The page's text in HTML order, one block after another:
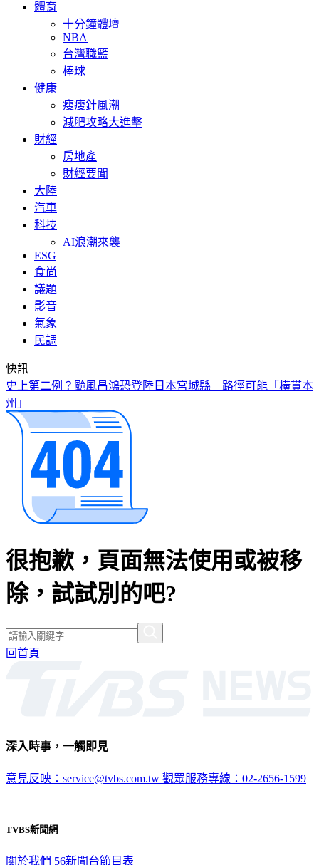
體育
十分鐘體壇
NBA
台灣職籃
棒球
健康
瘦瘦針風潮
減肥攻略大進擊
財經
房地產
財經要聞
大陸
汽車
科技
AI浪潮來襲
ESG
食尚
議題
影音
氣象
民調
快訊
史上第二例？颱風昌鴻恐登陸日本宮城縣 路徑可能「橫貫本
州」
很抱歉，頁面無法使用或被移
除，試試別的吧?
回首頁
深入時事，一觸即見
意見反映：service@tvbs.com.tw 觀眾服務專線：02-2656-1599
TVBS新聞網
關於我們 56新聞台節目表